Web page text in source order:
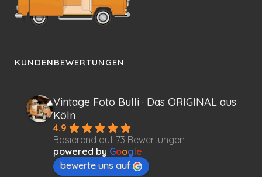
KUNDENBEWERTUNGEN
Vintage Foto Bulli · Das ORIGINAL aus
Köln
4.9
Basierend auf 73 Bewertungen
powered by Google
bewerte uns auf